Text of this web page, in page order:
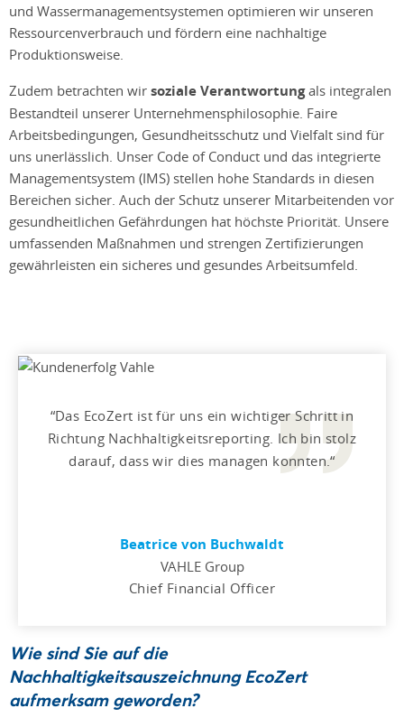
und Wassermanagementsystemen optimieren wir unseren
Ressourcenverbrauch und fördern eine nachhaltige
Produktionsweise.
Zudem betrachten wir soziale Verantwortungals integralen
Bestandteil unserer Unternehmensphilosophie. Faire
Arbeitsbedingungen, Gesundheitsschutz und Vielfalt sind für
uns unerlässlich. Unser Code of Conduct und das integrierte
Managementsystem (IMS) stellen hohe Standards in diesen
Bereichen sicher. Auch der Schutz unserer Mitarbeitenden vor
gesundheitlichen Gefährdungen hat höchste Priorität. Unsere
umfassenden Maßnahmen und strengen Zertifizierungen
gewährleisten ein sicheres und gesundes Arbeitsumfeld.
Das EcoZert ist für uns ein wichtiger Schritt in
Richtung Nachhaltigkeitsreporting. Ich bin stolz
darauf, dass wir dies managen konnten.
Beatrice von Buchwaldt
VAHLE Group
Chief Financial Officer
Wie sind Sie auf die
Nachhaltigkeitsauszeichnung EcoZert
aufmerksam geworden?